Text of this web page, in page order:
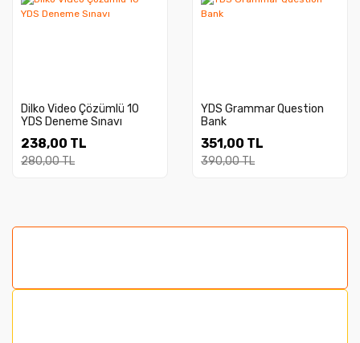
Dilko Video Çözümlü 10
YDS Deneme Sınavı
238,00 TL
280,00 TL
YDS Grammar Question
Bank
351,00 TL
390,00 TL